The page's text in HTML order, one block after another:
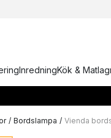
InredningKök &
/ Bordslampa / Vienda